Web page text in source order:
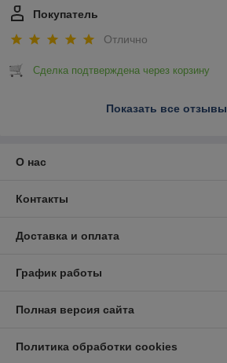
Покупатель
Отлично
Сделка подтверждена через корзину
Показать все отзывы
О нас
Контакты
Доставка и оплата
График работы
Полная версия сайта
Политика обработки cookies